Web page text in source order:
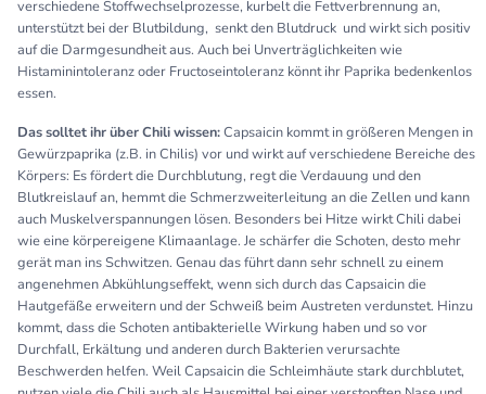
verschiedene Stoffwechselprozesse, kurbelt die Fettverbrennung an,
unterstützt bei der Blutbildung, senkt den Blutdruck und wirkt sich positiv
auf die Darmgesundheit aus. Auch bei Unverträglichkeiten wie
Histaminintoleranz oder Fructoseintoleranz könnt ihr Paprika bedenkenlos
essen.
Das solltet ihr über Chili wissen:Capsaicin kommt in größeren Mengen in
Gewürzpaprika (z.B. in Chilis) vor und wirkt auf verschiedene Bereiche des
Körpers: Es fördert die Durchblutung, regt die Verdauung und den
Blutkreislauf an, hemmt die Schmerzweiterleitung an die Zellen und kann
auch Muskelverspannungen lösen. Besonders bei Hitze wirkt Chili dabei
wie eine körpereigene Klimaanlage. Je schärfer die Schoten, desto mehr
gerät man ins Schwitzen. Genau das führt dann sehr schnell zu einem
angenehmen Abkühlungseffekt, wenn sich durch das Capsaicin die
Hautgefäße erweitern und der Schweiß beim Austreten verdunstet. Hinzu
kommt, dass die Schoten antibakterielle Wirkung haben und so vor
Durchfall, Erkältung und anderen durch Bakterien verursachte
Beschwerden helfen. Weil Capsaicin die Schleimhäute stark durchblutet,